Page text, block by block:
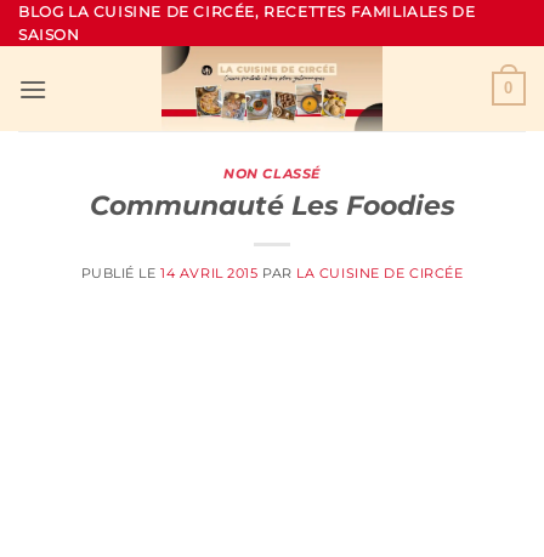
Passer
au
BLOG LA CUISINE DE CIRCÉE, RECETTES FAMILIALES DE
SAISON
0
NON CLASSÉ
Communauté Les Foodies
PUBLIÉ LE14 AVRIL 2015 PAR LA CUISINE DE CIRCÉE